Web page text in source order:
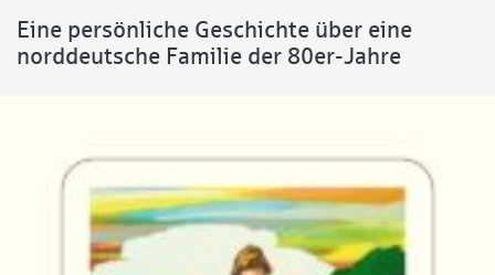
Eine persönliche Geschichte über eine
norddeutsche Familie der 80er-Jahre